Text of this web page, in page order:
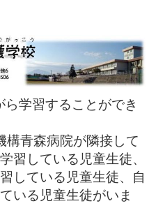
学習することができ
構青森病院が隣接して
習している児童生徒、
している児童生徒、自
いる児童生徒がいま